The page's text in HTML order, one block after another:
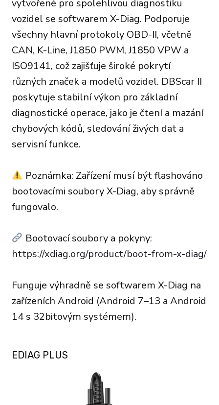
vytvořené pro spolehlivou diagnostiku
vozidel se softwarem X-Diag. Podporuje
všechny hlavní protokoly OBD-II, včetně
CAN, K-Line, J1850 PWM, J1850 VPW a
ISO9141, což zajišťuje široké pokrytí
různých značek a modelů vozidel. DBScar II
poskytuje stabilní výkon pro základní
diagnostické operace, jako je čtení a mazání
chybových kódů, sledování živých dat a
servisní funkce.
Poznámka: Zařízení musí být flashováno
bootovacími soubory X-Diag, aby správně
fungovalo.
Bootovací soubory a pokyny:
https://xdiag.org/product/boot-from-x-diag/
Funguje výhradně se softwarem X-Diag na
zařízeních Android (Android 7–13 a Android
14 s 32bitovým systémem).
EDIAG PLUS